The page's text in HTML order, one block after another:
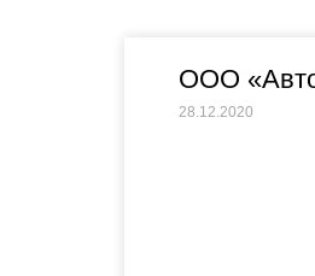
ООО
28.12.2020